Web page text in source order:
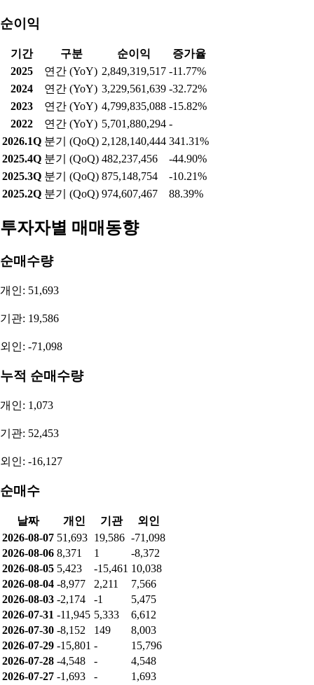
순이익
기간 구분 순이익
증가율
2025
연간 (YoY) 2,849,319,517 -11.77%
2024
연간 (YoY) 3,229,561,639 -32.72%
2023
연간 (YoY) 4,799,835,088 -15.82%
2022
연간 (YoY) 5,701,880,294 -
2026.1Q 분기 (QoQ) 2,128,140,444 341.31%
2025.4Q 분기 (QoQ) 482,237,456
-44.90%
2025.3Q 분기 (QoQ) 875,148,754
-10.21%
2025.2Q 분기 (QoQ) 974,607,467 88.39%
투자자별 매매동향
순매수량
개인: 51,693
기관: 19,586
외인: -71,098
누적 순매수량
개인: 1,073
기관: 52,453
외인: -16,127
순매수
날짜 개인 기관
외인
2026-08-07 51,693 19,586 -71,098
2026-08-06 8,371 1
-8,372
2026-08-05 5,423 -15,461 10,038
2026-08-04 -8,977 2,211
7,566
2026-08-03 -2,174 -1
5,475
2026-07-31 -11,945 5,333
6,612
2026-07-30 -8,152 149
8,003
2026-07-29 -15,801 -
15,796
2026-07-28 -4,548 -
4,548
2026-07-27 -1,693 -
1,693